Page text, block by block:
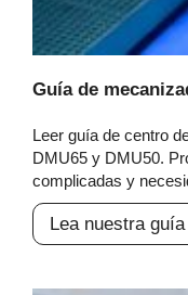
Guía de
Leer guía de centro
DMU65 y DMU50.
complicadas y
Lea nuestra guía